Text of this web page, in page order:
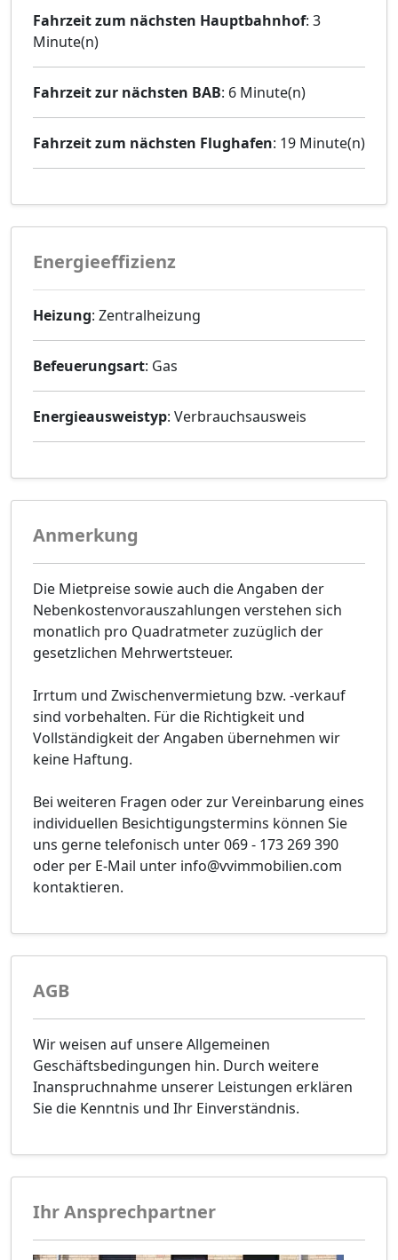
Fahrzeit zum nächsten Hauptbahnhof: 3
Minute(n)
Fahrzeit zur nächsten BAB: 6 Minute(n)
Fahrzeit zum nächsten Flughafen: 19 Minute(n)
Energieeffizienz
Heizung: Zentralheizung
Befeuerungsart: Gas
Energieausweistyp: Verbrauchsausweis
Anmerkung
Die Mietpreise sowie auch die Angaben der
Nebenkostenvorauszahlungen verstehen sich
monatlich pro Quadratmeter zuzüglich der
gesetzlichen Mehrwertsteuer.
Irrtum und Zwischenvermietung bzw. -verkauf
sind vorbehalten. Für die Richtigkeit und
Vollständigkeit der Angaben übernehmen wir
keine Haftung.
Bei weiteren Fragen oder zur Vereinbarung eines
individuellen Besichtigungstermins können Sie
uns gerne telefonisch unter 069 - 173 269 390
oder per E-Mail unter info@vvimmobilien.com
kontaktieren.
AGB
Wir weisen auf unsere Allgemeinen
Geschäftsbedingungen hin. Durch weitere
Inanspruchnahme unserer Leistungen erklären
Sie die Kenntnis und Ihr Einverständnis.
Ihr Ansprechpartner